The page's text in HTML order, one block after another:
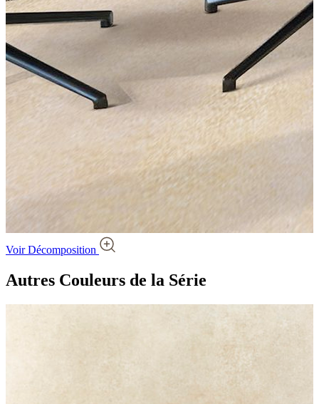
Voir Décomposition
Autres Couleurs de la Série